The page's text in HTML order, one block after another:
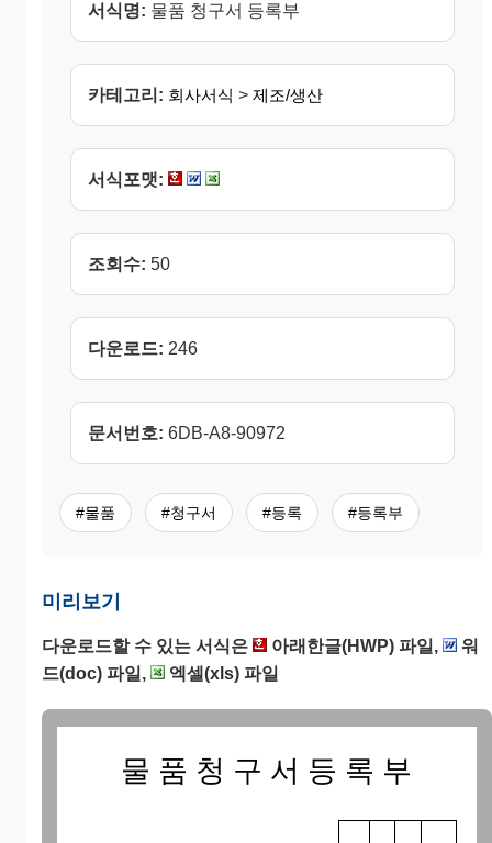
서식명: 물품 청구서 등록부
카테고리: 회사서식 > 제조/생산
서식포맷:
조회수: 50
다운로드: 246
문서번호: 6DB-A8-90972
#물품 #청구서 #등록 #등록부
미리보기
다운로드할 수 있는 서식은 아래한글(HWP) 파일,
워
드(doc) 파일,
엑셀(xls) 파일
물 품 청 구 서 등 록 부